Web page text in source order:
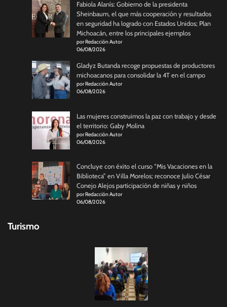
Fabiola Alanís: Gobierno de la presidenta
Sheinbaum, el que más cooperación y resultados
en seguridad ha logrado con Estados Unidos; Plan
Michoacán, entre los principales ejemplos
por Redacción Autor
06/08/2026
Gladyz Butanda recoge propuestas de productores
michoacanos para consolidar la 4T en el campo
por Redacción Autor
06/08/2026
Las mujeres construimos la paz con trabajo y desde
el territorio: Gaby Molina
por Redacción Autor
06/08/2026
Concluye con éxito el curso “Mis Vacaciones en la
Biblioteca” en Villa Morelos; reconoce Julio César
Conejo Alejos participación de niñas y niños
por Redacción Autor
06/08/2026
Turismo